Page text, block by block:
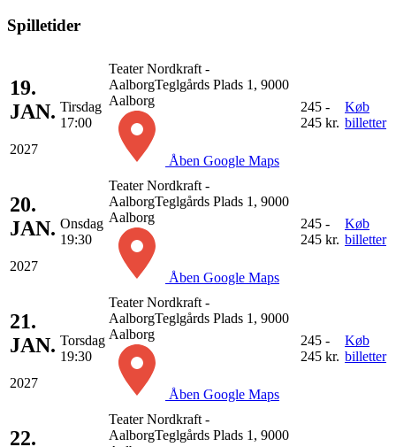
Spilletider
19.
JAN.
2027
Tirsdag
17:00
Teater Nordkraft -
AalborgTeglgårds Plads 1, 9000
Aalborg
Åben Google Maps
245 -
245 kr.
Køb
billetter
20.
JAN.
2027
Onsdag
19:30
Teater Nordkraft -
AalborgTeglgårds Plads 1, 9000
Aalborg
Åben Google Maps
245 -
245 kr.
Køb
billetter
21.
JAN.
2027
Torsdag
19:30
Teater Nordkraft -
AalborgTeglgårds Plads 1, 9000
Aalborg
Åben Google Maps
245 -
245 kr.
Køb
billetter
22.
Teater Nordkraft -
AalborgTeglgårds Plads 1, 9000